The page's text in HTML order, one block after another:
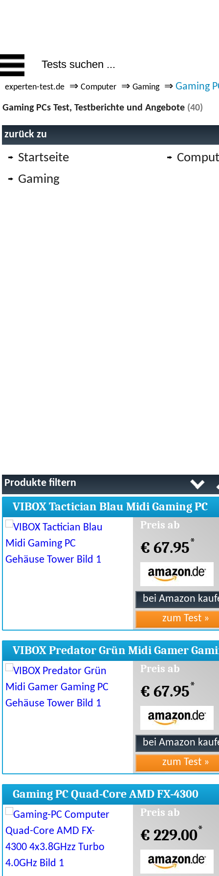
experten-test.de ⇒ Computer ⇒ Gaming⇒ Gaming
Gaming PCs Test, Testberichte und Angebote (40)
zurück zu
Startseite
Gaming
Produkte filtern
VIBOX Tactician Blau Midi Gaming PC
Gehäuse Tower
Preis ab
€ 67.95*
VIBOX Predator Grün Midi Gamer
PC Gehäuse Tower
Preis ab
€ 67.95*
Gaming PC Quad-Core AMD FX-4300
4x3.8GHzz Turbo 4.0GHz
Preis ab
€ 229.00*